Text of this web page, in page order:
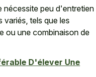
nécessite peu d'entretien
tels que les
ou une combinaison de
D'élever Une